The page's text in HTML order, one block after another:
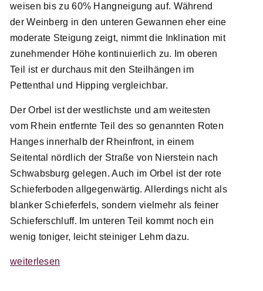
weisen bis zu 60% Hangneigung auf. Während
der Weinberg in den unteren Gewannen eher eine
moderate Steigung zeigt, nimmt die Inklination mit
zunehmender Höhe kontinuierlich zu. Im oberen
Teil ist er durchaus mit den Steilhängen im
Pettenthal und Hipping vergleichbar.
Der Orbel ist der westlichste und am weitesten
vom Rhein entfernte Teil des so genannten Roten
Hanges innerhalb der Rheinfront, in einem
Seitental nördlich der Straße von Nierstein nach
Schwabsburg gelegen. Auch im Orbel ist der rote
Schieferboden allgegenwärtig. Allerdings nicht als
blanker Schieferfels, sondern vielmehr als feiner
Schieferschluff. Im unteren Teil kommt noch ein
wenig toniger, leicht steiniger Lehm dazu.
weiterlesen